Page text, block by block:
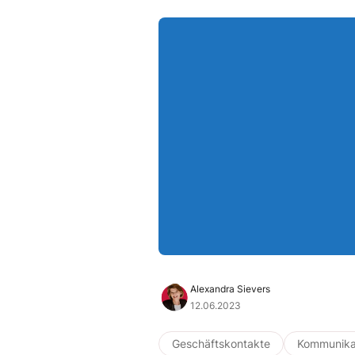
Alexandra Sievers
12.06.2023
Geschäftskontakte